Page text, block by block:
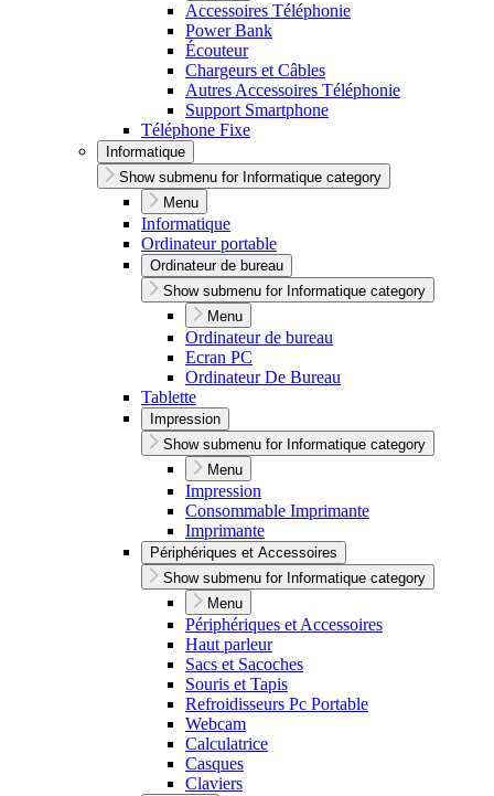
Accessoires Téléphonie
Power Bank
Écouteur
Chargeurs et Câbles
Autres Accessoires Téléphonie
Support Smartphone
Téléphone Fixe
Informatique
Show submenu for Informatique category
Menu
Informatique
Ordinateur portable
Ordinateur de bureau
Show submenu for Informatique category
Menu
Ordinateur de bureau
Ecran PC
Ordinateur De Bureau
Tablette
Impression
Show submenu for Informatique category
Menu
Impression
Consommable Imprimante
Imprimante
Périphériques et Accessoires
Show submenu for Informatique category
Menu
Périphériques et Accessoires
Haut parleur
Sacs et Sacoches
Souris et Tapis
Refroidisseurs Pc Portable
Webcam
Calculatrice
Casques
Claviers